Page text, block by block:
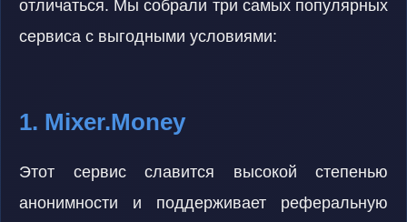
отличаться. Мы собрали три самых популярных
сервиса с выгодными условиями:
1. Mixer.Money
Этот сервис славится высокой степенью
анонимности и поддерживает реферальную